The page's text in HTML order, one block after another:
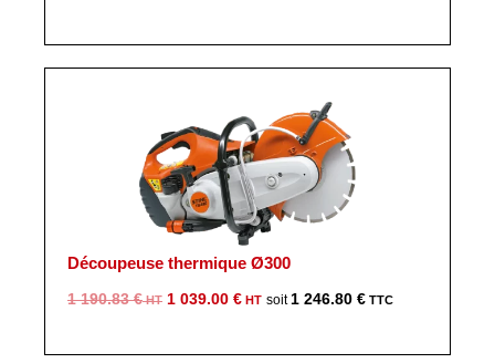
initial
était :
actuel
est :
Découpeuse thermique Ø300
1 190.83€
Le
initial
1 039.00 €
Le
actuel
1 246.80 €